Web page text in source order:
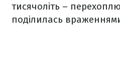
тисячоліть –
поділилась